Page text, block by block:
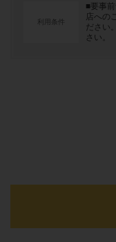
利用条件
■要事
店への
ださい
さい。